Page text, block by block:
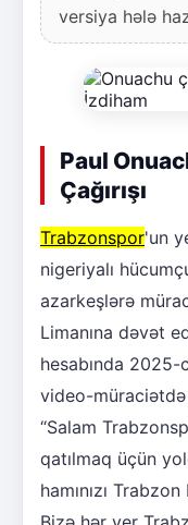
versiya hələ
Paul
Çağırışı
Trabzonspor'un
nigeriyalı
azarkeşlərə
Limanına dəvət
hesabında
video-
“Salam
qatılmaq üçün
hamınızı